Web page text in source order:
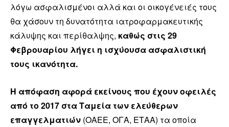
λόγω ασφαλισμένοι αλλά και οι οικογένειές τους
θα χάσουν τη δυνατότητα ιατροφαρμακευτικής
κάλυψης και περίθαλψης, καθώς στις 29
Φεβρουαρίου λήγει η ισχύουσα ασφαλιστική
τους ικανότητα.
Η απόφαση αφορά εκείνους που έχουν οφειλές
από το 2017 στα Ταμεία των ελεύθερων
επαγγελματιών (ΟΑΕΕ, ΟΓΑ, ΕΤΑΑ) τα οποία